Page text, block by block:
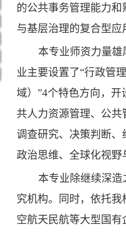
的公共事务管理能力
与基层治理的复合型应
本专业师资力量
业主要设置了“行政管
域）”4个特色方向，开
共人力资源管理、公
调查研究、决策判断
政治思维、全球化视野
本专业除继续深
究机构。同时，依托
空航天民航等大型国有